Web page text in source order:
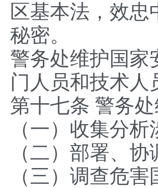
区基本法，效
秘密。
警务处维护国家
门人员和技术人
第十七条 警务
（一）收集分
（二）部署、
（三）调查危